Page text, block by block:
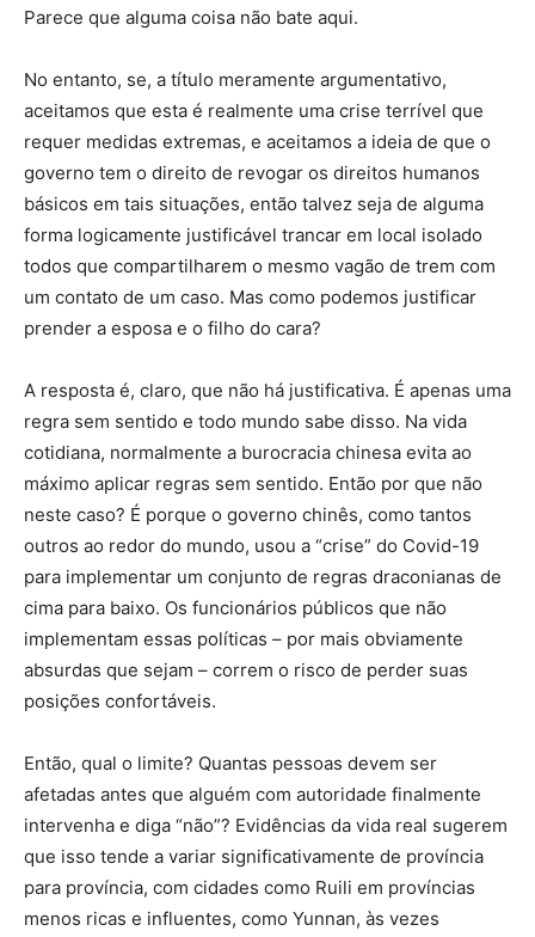
Parece que alguma coisa não bate aqui.
No entanto, se, a título meramente argumentativo,
aceitamos que esta é realmente uma crise terrível que
requer medidas extremas, e aceitamos a ideia de que o
governo tem o direito de revogar os direitos humanos
básicos em tais situações, então talvez seja de alguma
forma logicamente justificável trancar em local isolado
todos que compartilharem o mesmo vagão de trem com
um contato de um caso. Mas como podemos justificar
prender a esposa e o filho do cara?
A resposta é, claro, que não há justificativa. É apenas uma
regra sem sentido e todo mundo sabe disso. Na vida
cotidiana, normalmente a burocracia chinesa evita ao
máximo aplicar regras sem sentido. Então por que não
neste caso? É porque o governo chinês, como tantos
outros ao redor do mundo, usou a “crise” do Covid-19
para implementar um conjunto de regras draconianas de
cima para baixo. Os funcionários públicos que não
implementam essas políticas – por mais obviamente
absurdas que sejam – correm o risco de perder suas
posições confortáveis.
Então, qual o limite? Quantas pessoas devem ser
afetadas antes que alguém com autoridade finalmente
intervenha e diga “não”? Evidências da vida real sugerem
que isso tende a variar significativamente de província
para província, com cidades como Ruili em províncias
menos ricas e influentes, como Yunnan, às vezes